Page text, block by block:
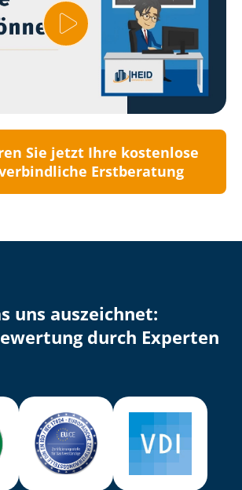
Sie jetzt Ihre kostenlose
Erstberatung
uns auszeichnet:
durch Experten